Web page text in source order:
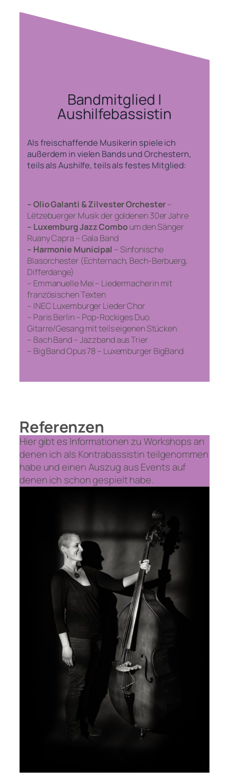
Bandmitglied |
Aushilfebassistin
Als freischaffende Musikerin spiele ich
außerdem in vielen Bands und Orchestern,
teils als Aushilfe, teils als festes Mitglied:
– Olio Galanti & Zilvester Orchester–
Lëtzebuerger Musik der goldenen 30er Jahre
– Luxemburg Jazz Comboum den Sänger
Ruany Capra – Gala Band
– Harmonie Municipal – Sinfonische
Blasorchester (Echternach, Bech-Berbuerg,
Differdange)
– Emmanuelle Mei – Liedermacherin mit
französischen Texten
– INEC Luxemburger Lieder Chor
– Paris Berlin – Pop-Rockiges Duo
Gitarre/Gesang mit teils eigenen Stücken
– Bach Band – Jazzband aus Trier
– Big Band Opus 78 – Luxemburger BigBand
Referenzen
Hier gibt es Informationen zu Workshops an
denen ich als Kontrabassistin teilgenommen
habe und einen Auszug aus Events auf
denen ich schon gespielt habe.